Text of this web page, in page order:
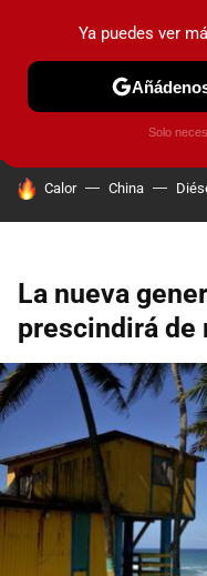
PRUEBAS COCHES
HOY SE HABLA DE
Calor China
La nueva
prescindirá de
Ya puedes ver
Solo